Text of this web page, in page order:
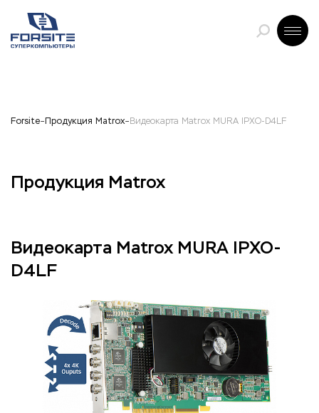
Forsite Продукция Matrox Видеокарта Matrox MURA IPXO-D4LF
Продукция Matrox
Видеокарта Matrox MURA IPXO-
D4LF